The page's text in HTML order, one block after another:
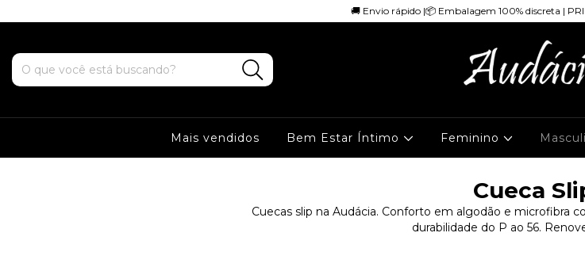
🚚 Envio rápido |📦 Embalagem 100% discreta |
Mais vendidos Bem Estar Íntimo Feminino
Cueca
Cuecas slip na Audácia. Conforto em algodão e microfibra
durabilidade do P ao 56.